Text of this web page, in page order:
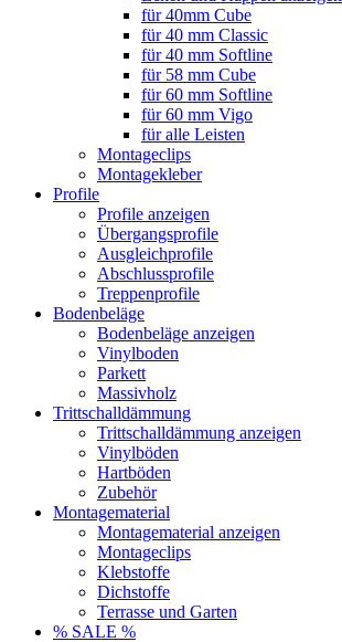
für 40mm Cube
für 40 mm Classic
für 40 mm Softline
für 58 mm Cube
für 60 mm Softline
für 60 mm Vigo
für alle Leisten
Montageclips
Montagekleber
Profile
Profile anzeigen
Übergangsprofile
Ausgleichprofile
Abschlussprofile
Treppenprofile
Bodenbeläge
Bodenbeläge anzeigen
Vinylboden
Parkett
Massivholz
Trittschalldämmung
Trittschalldämmung anzeigen
Vinylböden
Hartböden
Zubehör
Montagematerial
Montagematerial anzeigen
Montageclips
Klebstoffe
Dichstoffe
Terrasse und Garten
% SALE %